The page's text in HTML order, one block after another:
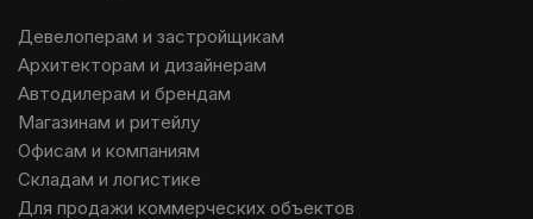
Девелоперам и застройщикам
Архитекторам и дизайнерам
Автодилерам и брендам
Магазинам и ритейлу
Офисам и компаниям
Складам и логистике
Для продажи коммерческих объектов